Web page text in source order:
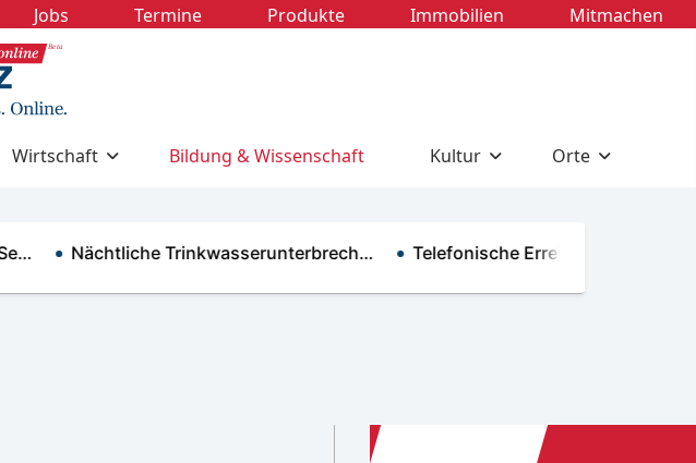
Jobs Termine Produkte Immobilien Mitmachen
Wirtschaft Bildung & Wissenschaft Kultur Orte
Nächtliche Trinkwasserunterbrech… Telefonische Erreichbarkeit im R…
TERMINE BILDUNG &